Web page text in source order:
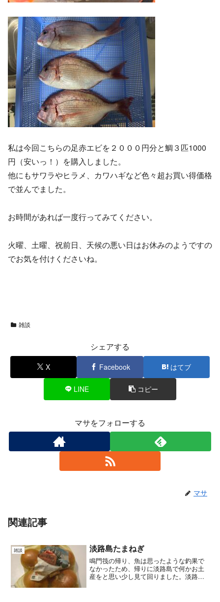
私は今回こちらの足赤エビを２０００円分と鯛３匹1000
円（安いっ！）を購入しました。
他にもサワラやヒラメ、カワハギなど色々超お買い得価格
で並んでました。
お時間があれば一度行ってみてください。
火曜、土曜、祝前日、天候の悪い日はお休みのようですの
でお気を付けくださいね。
雑談
シェアする
X Facebook はてブ
LINE コピー
マサをフォローする
マサ
関連記事
雑談 淡路島たまねぎ
鳴門筏の帰り、魚は思ったような釣果で
なかったため、帰りに淡路島で何かお土
産をと思い少し見て回りました。淡路島